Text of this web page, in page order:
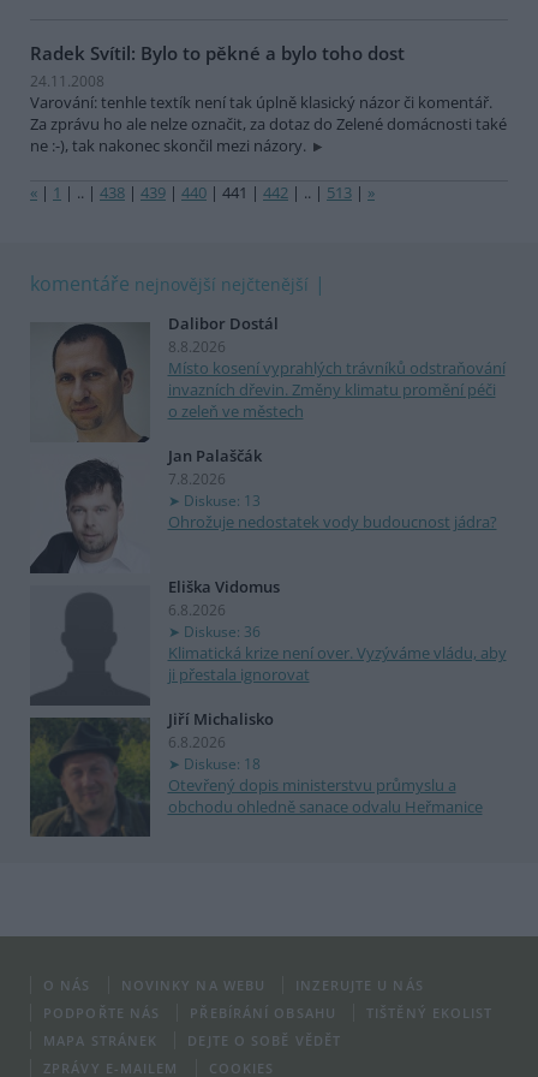
Radek Svítil: Bylo to pěkné a bylo toho dost
24.11.2008
Varování: tenhle textík není tak úplně klasický názor či komentář.
Za zprávu ho ale nelze označit, za dotaz do Zelené domácnosti také
ne :-), tak nakonec skončil mezi názory.
« | 1 | .. | 438 | 439 | 440 | 441 | 442 | .. | 513 | »
komentáře nejnovější nejčtenější
Dalibor Dostál
8.8.2026
Místo kosení vyprahlých trávníků odstraňování
invazních dřevin. Změny klimatu promění péči
o zeleň ve městech
Jan Palaščák
7.8.2026
Diskuse: 13
Ohrožuje nedostatek vody budoucnost jádra?
Eliška Vidomus
6.8.2026
Diskuse: 36
Klimatická krize není over. Vyzýváme vládu, aby
ji přestala ignorovat
Jiří Michalisko
6.8.2026
Diskuse: 18
Otevřený dopis ministerstvu průmyslu a
obchodu ohledně sanace odvalu Heřmanice
O NÁS NOVINKY NA WEBU
INZERUJTE U NÁS
PODPOŘTE NÁS
PŘEBÍRÁNÍ OBSAHU
TIŠTĚNÝ EKOLIST
MAPA STRÁNEK
DEJTE O SOBĚ VĚDĚT
ZPRÁVY E-MAILEM
COOKIES